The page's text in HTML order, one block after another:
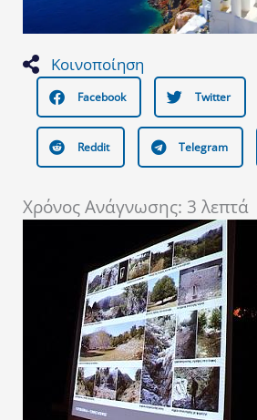
Κοινοποίηση
Facebook Twitter
Reddit Telegram
Χρόνος Ανάγνωσης: 3 λεπτά